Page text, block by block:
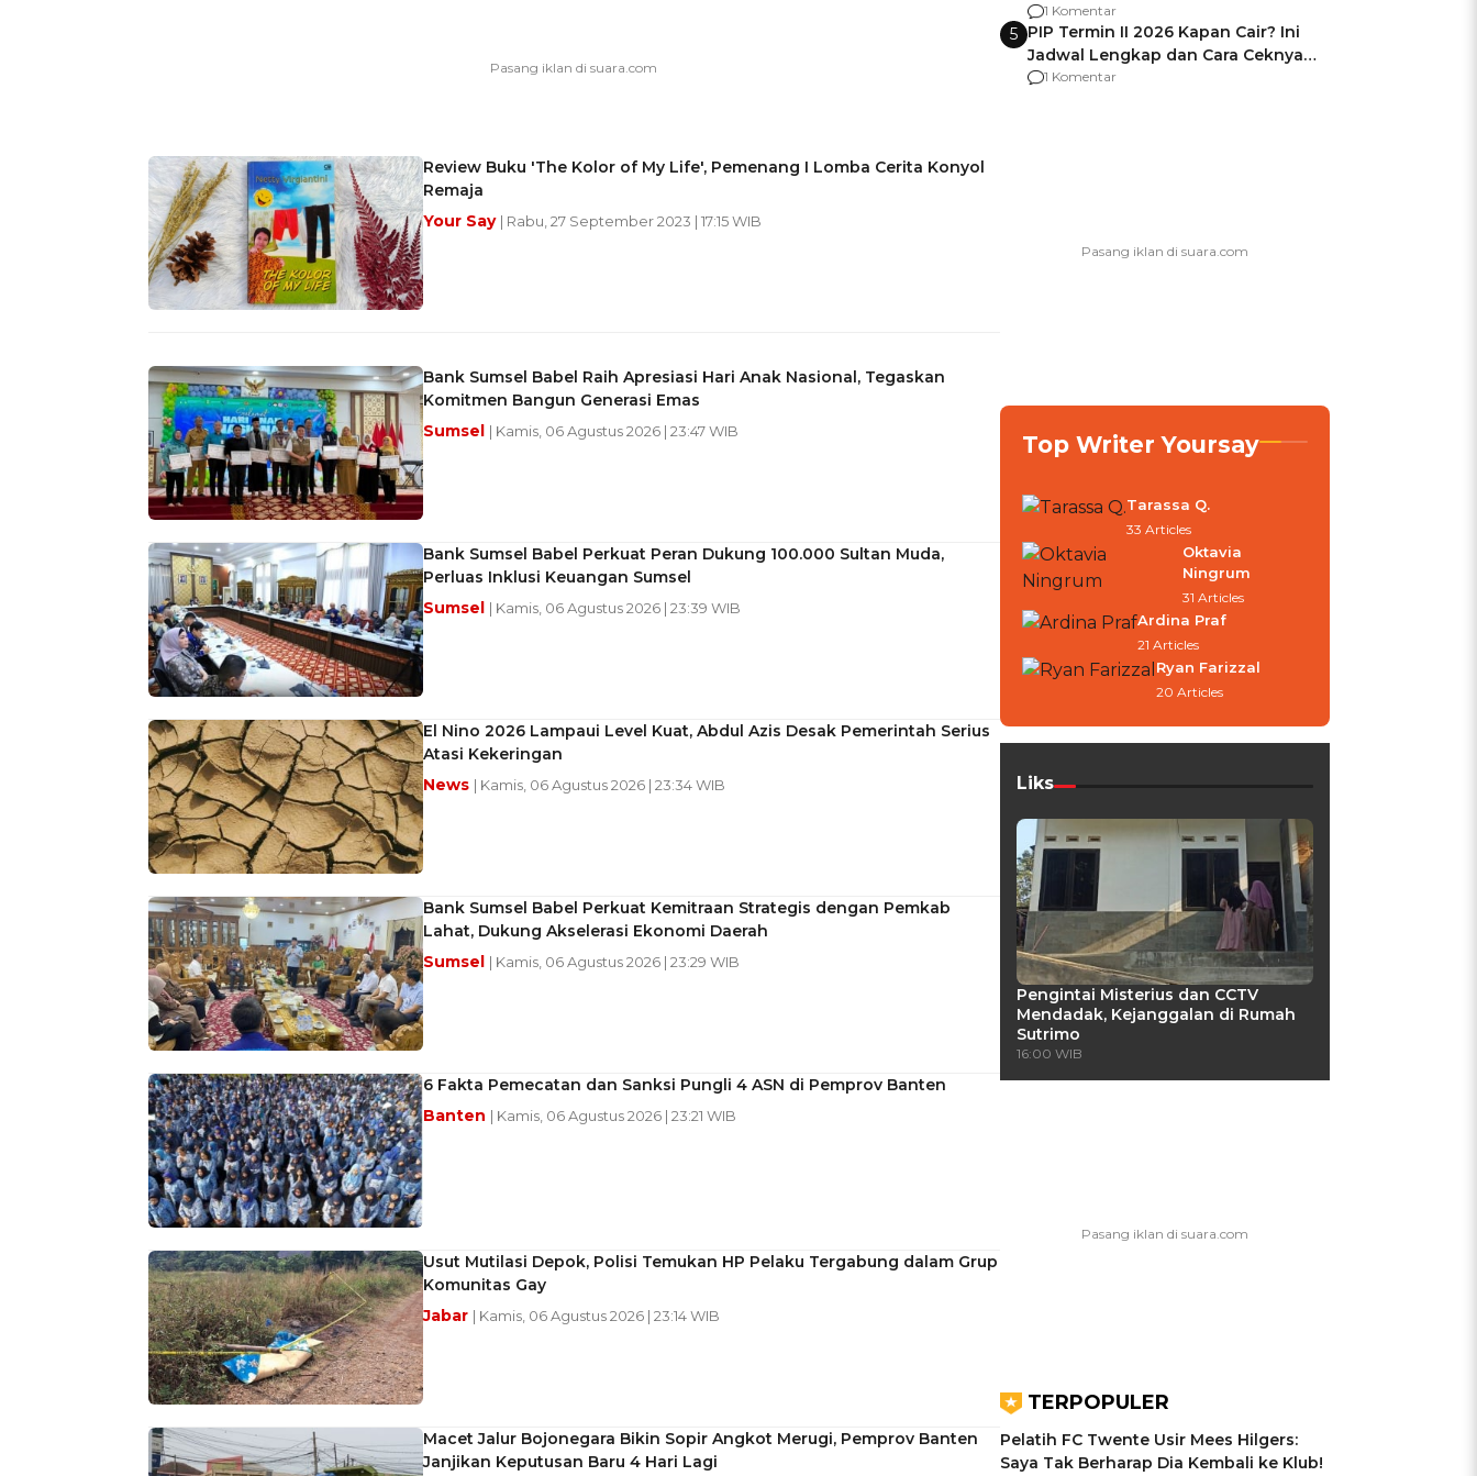
Review Buku 'The Kolor of My Life', Pemenang I Lomba Cerita Konyol
Remaja
Your Say | Rabu, 27 September 2023 | 17:15 WIB
Bank Sumsel Babel Raih Apresiasi Hari Anak Nasional, Tegaskan
Komitmen Bangun Generasi Emas
Sumsel | Kamis, 06 Agustus 2026 | 23:47 WIB
Bank Sumsel Babel Perkuat Peran Dukung 100.000 Sultan Muda,
Perluas Inklusi Keuangan Sumsel
Sumsel | Kamis, 06 Agustus 2026 | 23:39 WIB
El Nino 2026 Lampaui Level Kuat, Abdul Azis Desak Pemerintah Serius
Atasi Kekeringan
News | Kamis, 06 Agustus 2026 | 23:34 WIB
Bank Sumsel Babel Perkuat Kemitraan Strategis dengan Pemkab
Lahat, Dukung Akselerasi Ekonomi Daerah
Sumsel | Kamis, 06 Agustus 2026 | 23:29 WIB
6 Fakta Pemecatan dan Sanksi Pungli 4 ASN di Pemprov Banten
Banten | Kamis, 06 Agustus 2026 | 23:21 WIB
Usut Mutilasi Depok, Polisi Temukan HP Pelaku Tergabung dalam Grup
Komunitas Gay
Jabar | Kamis, 06 Agustus 2026 | 23:14 WIB
Macet Jalur Bojonegara Bikin Sopir Angkot Merugi, Pemprov Banten
Janjikan Keputusan Baru 4 Hari Lagi
Usai Jadi Brigjen
1 Komentar
5 PIP Termin II 2026 Kapan Cair? Ini
Jadwal Lengkap dan Cara Ceknya
agar Dana Tidak Hangus!
1 Komentar
Top Writer Yoursay
Tarassa Q.
33 Articles
Oktavia
Ningrum
31 Articles
Ardina Praf
21 Articles
Ryan Farizzal
20 Articles
Liks
Pengintai Misterius dan CCTV
Mendadak, Kejanggalan di Rumah
Sutrimo
16:00 WIB
TERPOPULER
Pelatih FC Twente Usir Mees Hilgers:
Saya Tak Berharap Dia Kembali ke Klub!